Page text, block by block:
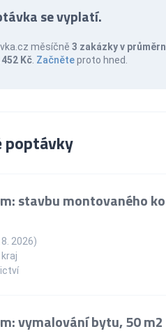
se vyplatí.
měsíčně 3 zakázky v
Kč Začněteproto hned.
poptávky
stavbu montovaného
2026)
vymalování bytu, 50 m2